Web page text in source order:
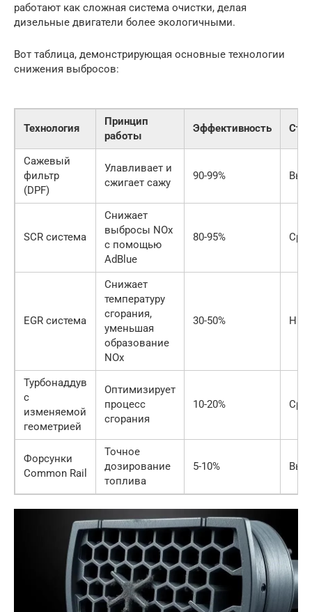
работают как сложная система очистки, делая
дизельные двигатели более экологичными.
Вот таблица, демонстрирующая основные технологии
снижения выбросов:
Технология
Принцип
работы
Эффективность
Сажевый
фильтр
(DPF)
Улавливает и
сжигает сажу
90-99%
SCR система
Снижает
выбросы NOx
с помощью
AdBlue
80-95%
EGR система
Снижает
температуру
сгорания,
уменьшая
образование
NOx
30-50%
Турбонаддув
с
изменяемой
геометрией
Оптимизирует
процесс
сгорания
10-20%
Форсунки
Common Rail
Точное
дозирование
топлива
5-10%